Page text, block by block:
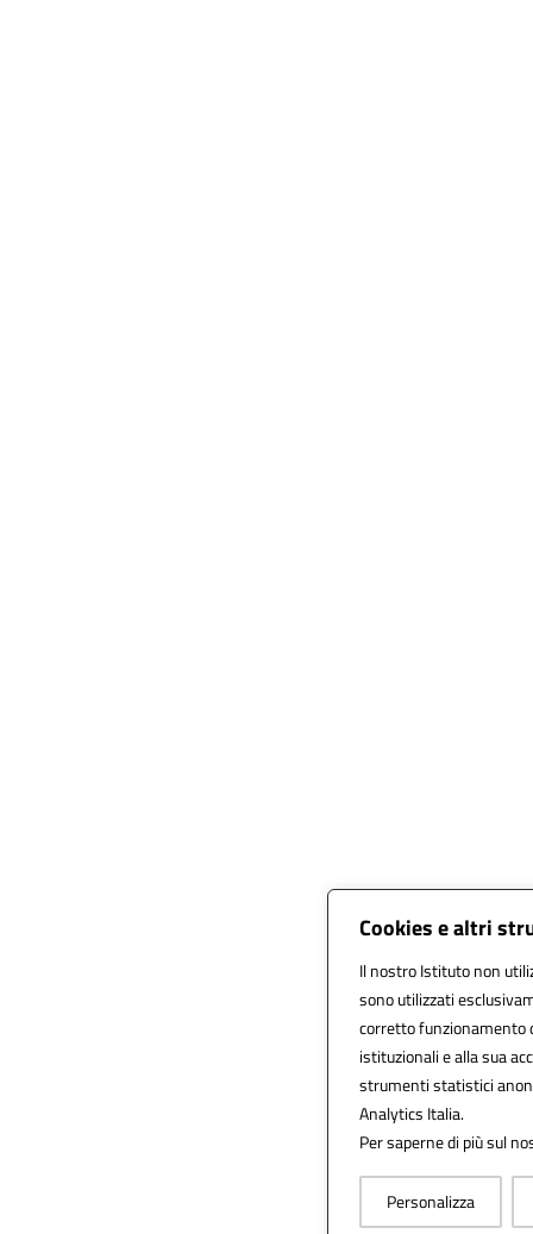
Cookies e altri
Il nostro Istituto non
sono utilizzati
corretto funzionamento
istituzionali e alla sua
strumenti statistici
Analytics Italia.
Per saperne di più sul
Personalizza